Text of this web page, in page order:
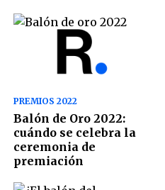
PREMIOS 2022
Balón de Oro 2022:
cuándo se celebra la
ceremonia de
premiación